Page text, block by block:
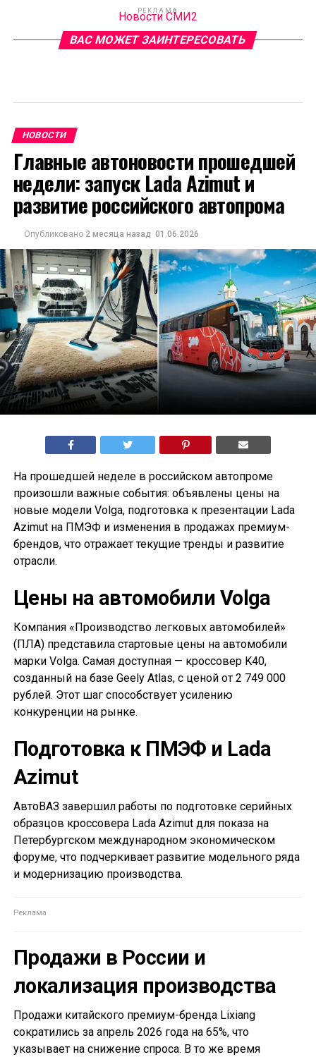
РЕКЛАМА
Новости СМИ2
ВАС МОЖЕТ ЗАИНТЕРЕСОВАТЬ
НОВОСТИ
Главные автоновости прошедшей
недели: запуск Lada Azimut и
развитие российского автопрома
Опубликовано 2 месяца назад 01.06.2026
На прошедшей неделе в российском автопроме
произошли важные события: объявлены цены на
новые модели Volga, подготовка к презентации Lada
Azimut на ПМЭФ и изменения в продажах премиум-
брендов, что отражает текущие тренды и развитие
отрасли.
Цены на автомобили Volga
Компания «Производство легковых автомобилей»
(ПЛА) представила стартовые цены на автомобили
марки Volga. Самая доступная — кроссовер K40,
созданный на базе Geely Atlas, с ценой от 2 749 000
рублей. Этот шаг способствует усилению
конкуренции на рынке.
Подготовка к ПМЭФ и Lada
Azimut
АвтоВАЗ завершил работы по подготовке серийных
образцов кроссовера Lada Azimut для показа на
Петербургском международном экономическом
форуме, что подчеркивает развитие модельного ряда
и модернизацию производства.
Продажи в России и
локализация производства
Продажи китайского премиум-бренда Lixiang
сократились за апрель 2026 года на 65%, что
указывает на снижение спроса. В то же время